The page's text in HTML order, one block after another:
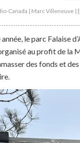
Canada | Marc Villeneuve
le parc Falaise
au profit de la
des fonds et